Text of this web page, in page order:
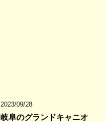
2023/09/28
岐阜のグランドキャニオ